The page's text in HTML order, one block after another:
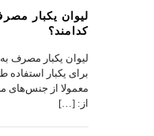
لیوان یکبار
کدامند؟
لیوان یکبار مصرف
برای یکبار استفاده
معمولا از جنس‌های
از: […]